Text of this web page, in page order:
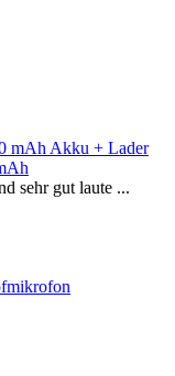
sehr gut laute ...